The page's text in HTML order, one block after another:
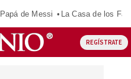
Papá de Messi La Casa de los
REGÍSTRATE